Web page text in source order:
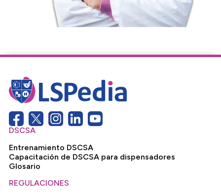
DSCSA
Entrenamiento DSCSA
Capacitación de DSCSA para dispensadores
Glosario
REGULACIONES